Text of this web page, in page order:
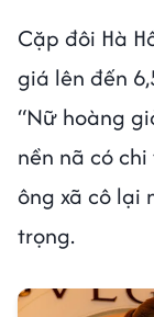
Cặp đôi Hà
giá lên đến
“Nữ hoàng
nền nã có
ông xã cô lại
trọng.